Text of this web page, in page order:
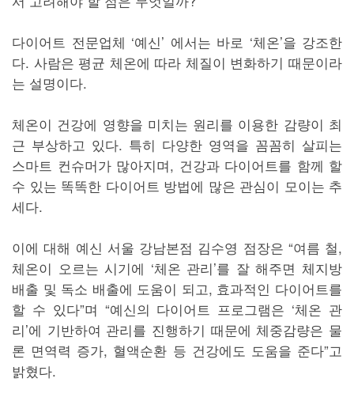
다이어트 전문업체 ‘예신’ 에서는 바로 ‘체온’을 강조한
다. 사람은 평균 체온에 따라 체질이 변화하기 때문이라
는 설명이다.
체온이 건강에 영향을 미치는 원리를 이용한 감량이 최
근 부상하고 있다. 특히 다양한 영역을 꼼꼼히 살피는
스마트 컨슈머가 많아지며, 건강과 다이어트를 함께 할
수 있는 똑똑한 다이어트 방법에 많은 관심이 모이는 추
세다.
이에 대해 예신 서울 강남본점 김수영 점장은 “여름 철,
체온이 오르는 시기에 ‘체온 관리’를 잘 해주면 체지방
배출 및 독소 배출에 도움이 되고, 효과적인 다이어트를
할 수 있다”며 “예신의 다이어트 프로그램은 ‘체온 관
리’에 기반하여 관리를 진행하기 때문에 체중감량은 물
론 면역력 증가, 혈액순환 등 건강에도 도움을 준다”고
밝혔다.